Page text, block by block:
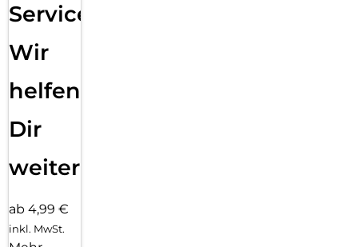
Service:
Wir
helfen
Dir
weiter
ab 4,99 €
inkl. MwSt.